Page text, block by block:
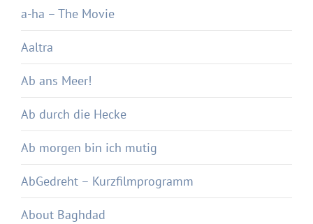
a-ha – The Movie
Aaltra
Ab ans Meer!
Ab durch die Hecke
Ab morgen bin ich mutig
AbGedreht – Kurzfilmprogramm
About Baghdad